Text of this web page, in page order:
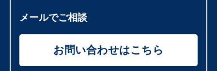
メールでご相談
お問い合わせはこちら